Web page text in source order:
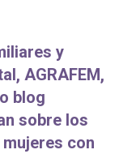
y
AGRAFEM,
blog
sobre los
con